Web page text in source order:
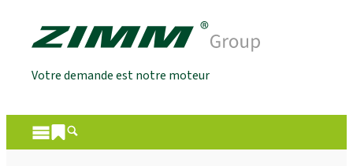
Votre demande est notre moteur